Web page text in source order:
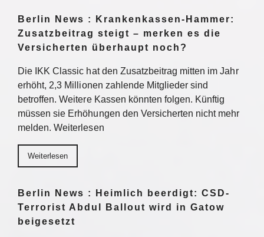
Berlin News : Krankenkassen-Hammer:
Zusatzbeitrag steigt – merken es die
Versicherten überhaupt noch?
Die IKK Classic hat den Zusatzbeitrag mitten im Jahr
erhöht, 2,3 Millionen zahlende Mitglieder sind
betroffen. Weitere Kassen könnten folgen. Künftig
müssen sie Erhöhungen den Versicherten nicht mehr
melden. Weiterlesen
Weiterlesen
Berlin News : Heimlich beerdigt: CSD-
Terrorist Abdul Ballout wird in Gatow
beigesetzt